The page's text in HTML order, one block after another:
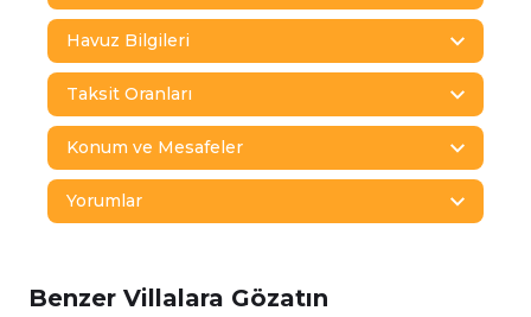
Havuz Bilgileri
Taksit Oranları
Konum ve Mesafeler
Yorumlar
Benzer Villalara Gözatın